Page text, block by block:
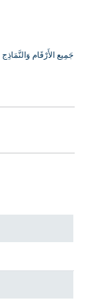
جَمِيع الأَرْقَام